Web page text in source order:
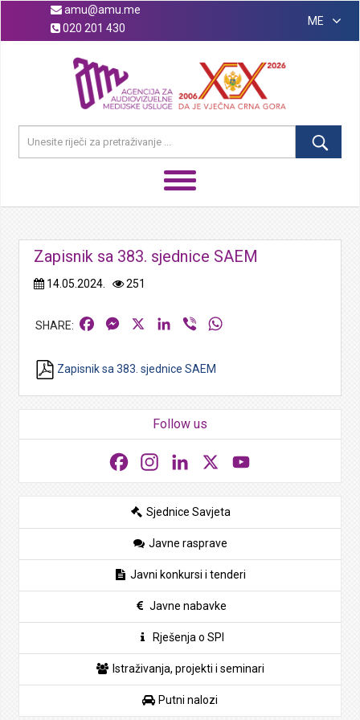
amu@amu.me
020 201 430
ME
Zapisnik sa 383. sjednice SAEM
14.05.2024. 251
FacebookMessengerLinkedIn
Viber
Zapisnik sa 383. sjednice SAEM
Follow us
FacebookInstagramLinkedIn
Sjednice Savjeta
Javne rasprave
Javni konkursi i tenderi
Javne nabavke
Rješenja o SPI
Istraživanja, projekti i seminari
Putni nalozi